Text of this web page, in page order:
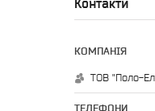
Контакти
ТОВ "Поло-